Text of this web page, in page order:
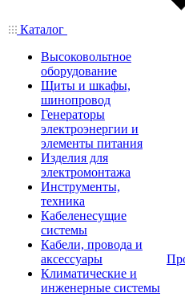
Каталог
Высоковольтное
оборудование
Щиты и шкафы,
шинопровод
Генераторы
электроэнергии и
элементы питания
Изделия для
электромонтажа
Инструменты,
техника
Кабеленесущие
системы
Кабели, провода и
аксессуары
Климатические и
инженерные системы